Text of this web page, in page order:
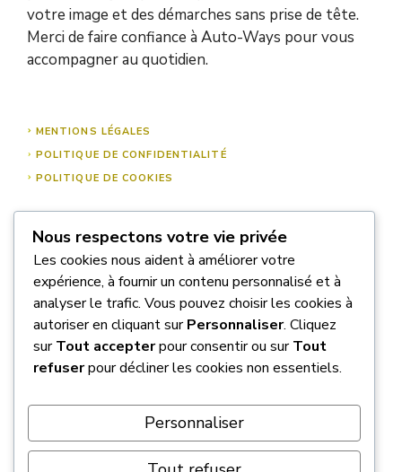
votre image et des démarches sans prise de tête.
Merci de faire confiance à Auto-Ways pour vous
accompagner au quotidien.
MENTIONS LÉGALES
POLITIQUE DE CONFIDENTIALITÉ
POLITIQUE DE COOKIES
À PROPOS DE NOUS
NOUS CONTACTER
Nous respectons votre vie privée
Les cookies nous aident à améliorer votre
expérience, à fournir un contenu personnalisé et à
analyser le trafic. Vous pouvez choisir les cookies à
autoriser en cliquant surPersonnaliser. Cliquez
surTout accepterpour consentir ou surTout
refuserpour décliner les cookies non essentiels.
Personnaliser